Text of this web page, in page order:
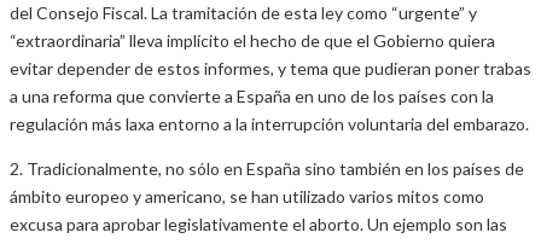
del Consejo Fiscal. La tramitación de esta ley como “urgente” y
“extraordinaria” lleva implícito el hecho de que el Gobierno quiera
evitar depender de estos informes, y tema que pudieran poner trabas
a una reforma que convierte a España en uno de los países con la
regulación más laxa entorno a la interrupción voluntaria del embarazo.
2. Tradicionalmente, no sólo en España sino también en los países de
ámbito europeo y americano, se han utilizado varios mitos como
excusa para aprobar legislativamente el aborto. Un ejemplo son las